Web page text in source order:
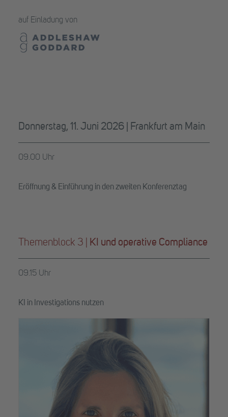
auf Einladung von
Donnerstag, 11. Juni 2026 | Frankfurt am Main
09.00 Uhr
Eröffnung & Einführung in den zweiten Konferenztag
Themenblock 3 | KI und operative Compliance
09.15 Uhr
KI in Investigations nutzen